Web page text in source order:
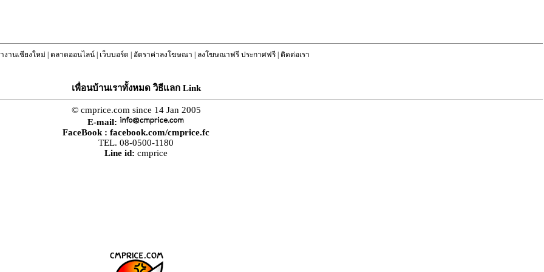
งานเชียงใหม่ | ตลาดออนไลน์| เว็บบอร์ด | อัตราค่าลงโฆษณา | ลงโฆษณาฟรี ประกาศฟรี| ติดต่อเรา
เพื่อนบ้านเราทั้งหมด วิธีแลก Link
© cmprice.com since 14 Jan 2005
E-mail:
FaceBook : facebook.com/cmprice.fc
TEL. 08-0500-1180
Line id: cmprice